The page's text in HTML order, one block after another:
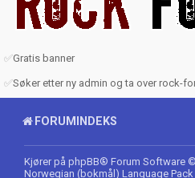
✅Gratis banner
✅Søker etter ny admin og ta over rock-
FORUMINDEKS
Kjører på phpBB® Forum Software
Norwegian (bokmål) Language Pack